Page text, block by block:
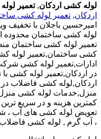
لوله کشی اردکان,تعمیر
اردکان, تعمیر لوله کشی
امیرحسین باجلان با تخفیف
لوله کشی ساختمان محدوده
تعمیر لوله کشی ساختمان
کشی ساختمان,تعمیر لوله
ادارات,تعمیر لوله کشی
در اردکان,تعمیر لوله کشی
اردکان,لوله کشی فاضلاب
منزل,خدمات لوله کشی
کمترین هزینه و در سریع
تعویض لوله کشی های آب ،
، آب گرم , لوله کشی